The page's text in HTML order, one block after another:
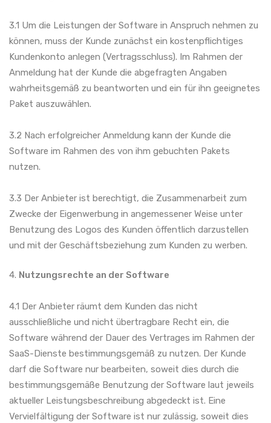
3.1 Um die Leistungen der Software in Anspruch nehmen zu
können, muss der Kunde zunächst ein kostenpflichtiges
Kundenkonto anlegen (Vertragsschluss). Im Rahmen der
Anmeldung hat der Kunde die abgefragten Angaben
wahrheitsgemäß zu beantworten und ein für ihn geeignetes
Paket auszuwählen.
3.2 Nach erfolgreicher Anmeldung kann der Kunde die
Software im Rahmen des von ihm gebuchten Pakets
nutzen.
3.3 Der Anbieter ist berechtigt, die Zusammenarbeit zum
Zwecke der Eigenwerbung in angemessener Weise unter
Benutzung des Logos des Kunden öffentlich darzustellen
und mit der Geschäftsbeziehung zum Kunden zu werben.
4. Nutzungsrechte an der Software
4.1 Der Anbieter räumt dem Kunden das nicht
ausschließliche und nicht übertragbare Recht ein, die
Software während der Dauer des Vertrages im Rahmen der
SaaS-Dienste bestimmungsgemäß zu nutzen. Der Kunde
darf die Software nur bearbeiten, soweit dies durch die
bestimmungsgemäße Benutzung der Software laut jeweils
aktueller Leistungsbeschreibung abgedeckt ist. Eine
Vervielfältigung der Software ist nur zulässig, soweit dies